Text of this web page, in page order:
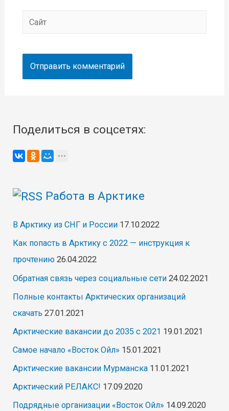
Сайт
Поделиться в соцсетях:
Работа в Арктике
В Арктику из СНГ и России 17.10.2022
Как попасть в Арктику с 2022 — инструкция к
прочтению 26.04.2022
Обратная связь через социальные сети 24.02.2021
Полные контакты Арктических организаций
скачать 27.01.2021
Арктические вакансии до 2035 с 2021 19.01.2021
Самое начало «Восток Ойл» 15.01.2021
Арктические вакансии Мурманска 11.01.2021
Арктический РЕЛАКС! 17.09.2020
Подрядные организации «Восток Ойл» 14.09.2020